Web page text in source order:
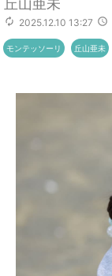
丘山亜未
2025.12.10 13:27
モンテッソーリ 丘山亜未